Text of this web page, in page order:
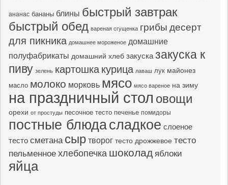
ананас бананы блины быстрый завтрак
быстрый обед вареная сгущенка грибы десерт
для пикника домашнее мороженое домашние
полуфабрикаты домашний хлеб закуска закуска к
пиву зелень картошка курица лаваш лук майонез
масло молоко морковь мясо мясо вареное на зиму
на праздничный стол овощи
орехи от простуды песочное тесто печенье помидоры
постные блюдасладкое слоеное
тесто сметана сыр творог тесто дрожжевое тесто
пельменное хлебопечка шоколад яблоки
яйца